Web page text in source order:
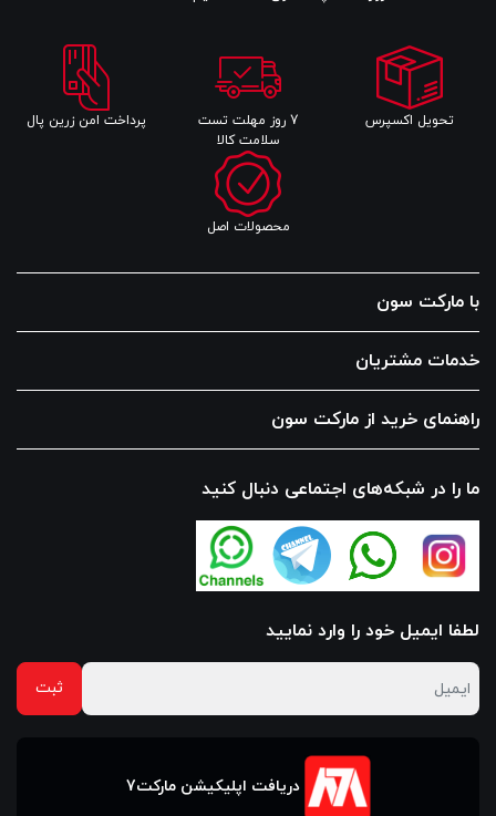
تحویل اکسپرس
7 روز مهلت تست
سلامت کالا
پرداخت امن زرین پال
محصولات اصل
با مارکت سون
خدمات مشتریان
راهنمای خرید از مارکت سون
ما را در شبکه‌های اجتماعی دنبال کنید
لطفا ایمیل خود را وارد نمایید
دریافت اپلیکیشن مارکت7